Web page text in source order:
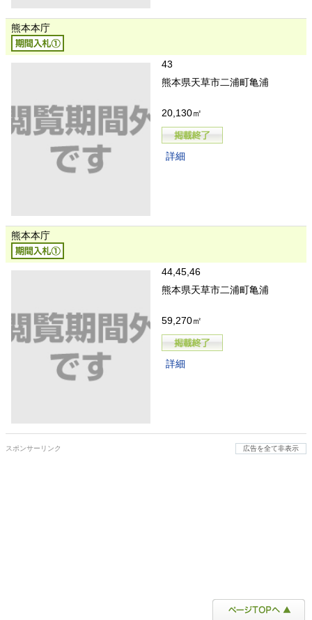
熊本本庁
43
熊本県天草市二浦町亀浦
20,130㎡
詳細
熊本本庁
44,45,46
熊本県天草市二浦町亀浦
59,270㎡
詳細
スポンサーリンク 広告を全て非表示